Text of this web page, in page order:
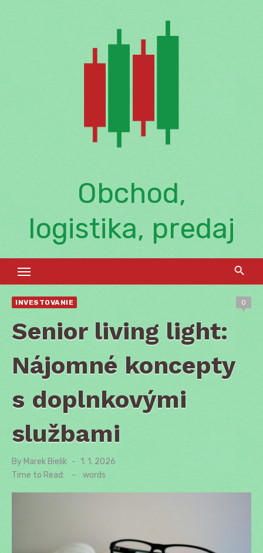
Obchod,
logistika, predaj
INVESTOVANIE 0
Senior living light:
Nájomné koncepty
s doplnkovými
službami
By Marek Bielik
Posted
on
1. 1. 2026
Time to Read:
- words